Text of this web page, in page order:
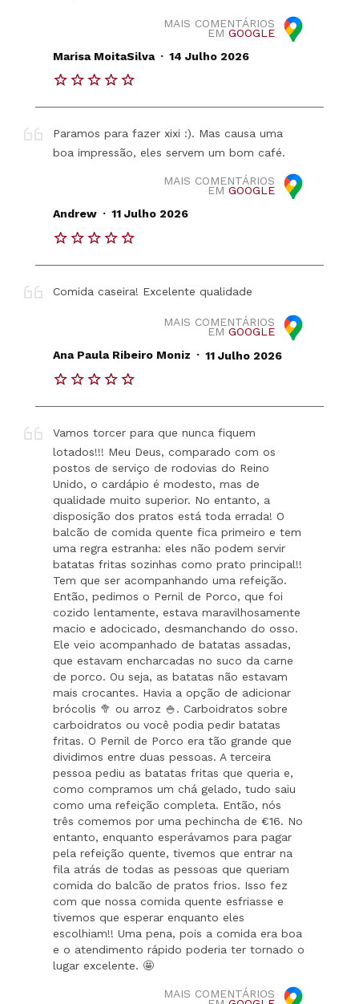
MAIS COMENTÁRIOS
EM GOOGLE
Marisa MoitaSilva . 14 Julho 2026
Paramos para fazer xixi :). Mas causa uma
boa impressão, eles servem um bom café.
MAIS COMENTÁRIOS
EM GOOGLE
Andrew . 11 Julho 2026
Comida caseira! Excelente qualidade
MAIS COMENTÁRIOS
EM GOOGLE
Ana Paula Ribeiro Moniz . 11 Julho 2026
Vamos torcer para que nunca fiquem
lotados!!! Meu Deus, comparado com os
postos de serviço de rodovias do Reino
Unido, o cardápio é modesto, mas de
qualidade muito superior. No entanto, a
disposição dos pratos está toda errada! O
balcão de comida quente fica primeiro e tem
uma regra estranha: eles não podem servir
batatas fritas sozinhas como prato principal!!
Tem que ser acompanhando uma refeição.
Então, pedimos o Pernil de Porco, que foi
cozido lentamente, estava maravilhosamente
macio e adocicado, desmanchando do osso.
Ele veio acompanhado de batatas assadas,
que estavam encharcadas no suco da carne
de porco. Ou seja, as batatas não estavam
mais crocantes. Havia a opção de adicionar
brócolis 🥦 ou arroz 🍚. Carboidratos sobre
carboidratos ou você podia pedir batatas
fritas. O Pernil de Porco era tão grande que
dividimos entre duas pessoas. A terceira
pessoa pediu as batatas fritas que queria e,
como compramos um chá gelado, tudo saiu
como uma refeição completa. Então, nós
três comemos por uma pechincha de €16. No
entanto, enquanto esperávamos para pagar
pela refeição quente, tivemos que entrar na
fila atrás de todas as pessoas que queriam
comida do balcão de pratos frios. Isso fez
com que nossa comida quente esfriasse e
tivemos que esperar enquanto eles
escolhiam!! Uma pena, pois a comida era boa
e o atendimento rápido poderia ter tornado o
lugar excelente. 🤩
MAIS COMENTÁRIOS